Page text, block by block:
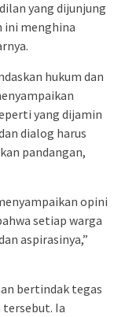
yang dijunjung
ini menghina
hukum dan
yang dijamin
dialog harus
pandangan,
opini
setiap warga
aspirasinya,”
bertindak tegas
tersebut. Ia